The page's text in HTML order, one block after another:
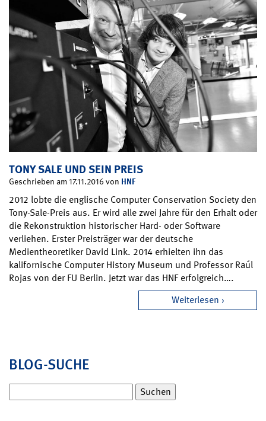
TONY SALE UND SEIN PREIS
Geschrieben am 17.11.2016 von HNF
2012 lobte die englische Computer Conservation Society den
Tony-Sale-Preis aus. Er wird alle zwei Jahre für den Erhalt oder
die Rekonstruktion historischer Hard- oder Software
verliehen. Erster Preisträger war der deutsche
Medientheoretiker David Link. 2014 erhielten ihn das
kalifornische Computer History Museum und Professor Raúl
Rojas von der FU Berlin. Jetzt war das HNF erfolgreich….
Weiterlesen
BLOG-SUCHE
nach: